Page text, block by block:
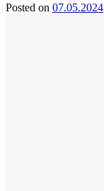
Posted on 07.05.2024